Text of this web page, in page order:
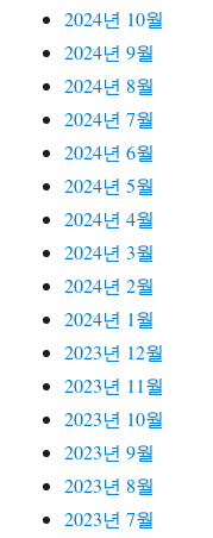
2024년 10월
2024년 9월
2024년 8월
2024년 7월
2024년 6월
2024년 5월
2024년 4월
2024년 3월
2024년 2월
2024년 1월
2023년 12월
2023년 11월
2023년 10월
2023년 9월
2023년 8월
2023년 7월